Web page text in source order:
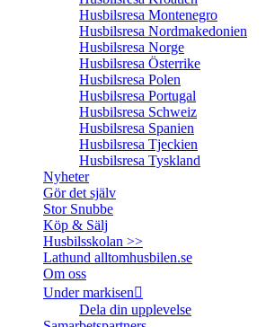
Husbilsresa Montenegro
Husbilsresa Nordmakedonien
Husbilsresa Norge
Husbilsresa Österrike
Husbilsresa Polen
Husbilsresa Portugal
Husbilsresa Schweiz
Husbilsresa Spanien
Husbilsresa Tjeckien
Husbilsresa Tyskland
Nyheter
Gör det själv
Stor Snubbe
Köp & Sälj
Husbilsskolan >>
Lathund alltomhusbilen.se
Om oss
Under markisen
Dela din upplevelse